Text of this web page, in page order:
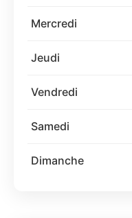
Mercredi
Jeudi
Vendredi
Samedi
Dimanche